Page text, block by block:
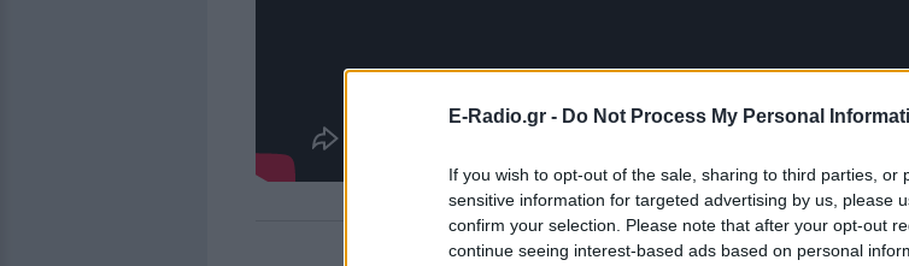
E-Radio.gr - Do Not Process My Personal
If you wish to opt-out of the sale, sharing to third parties, or
sensitive information for targeted advertising by us, please
confirm your selection. Please note that after your opt-out
continue seeing interest-based ads based on personal
ΔΙΑΦΗΜΙΣΗ